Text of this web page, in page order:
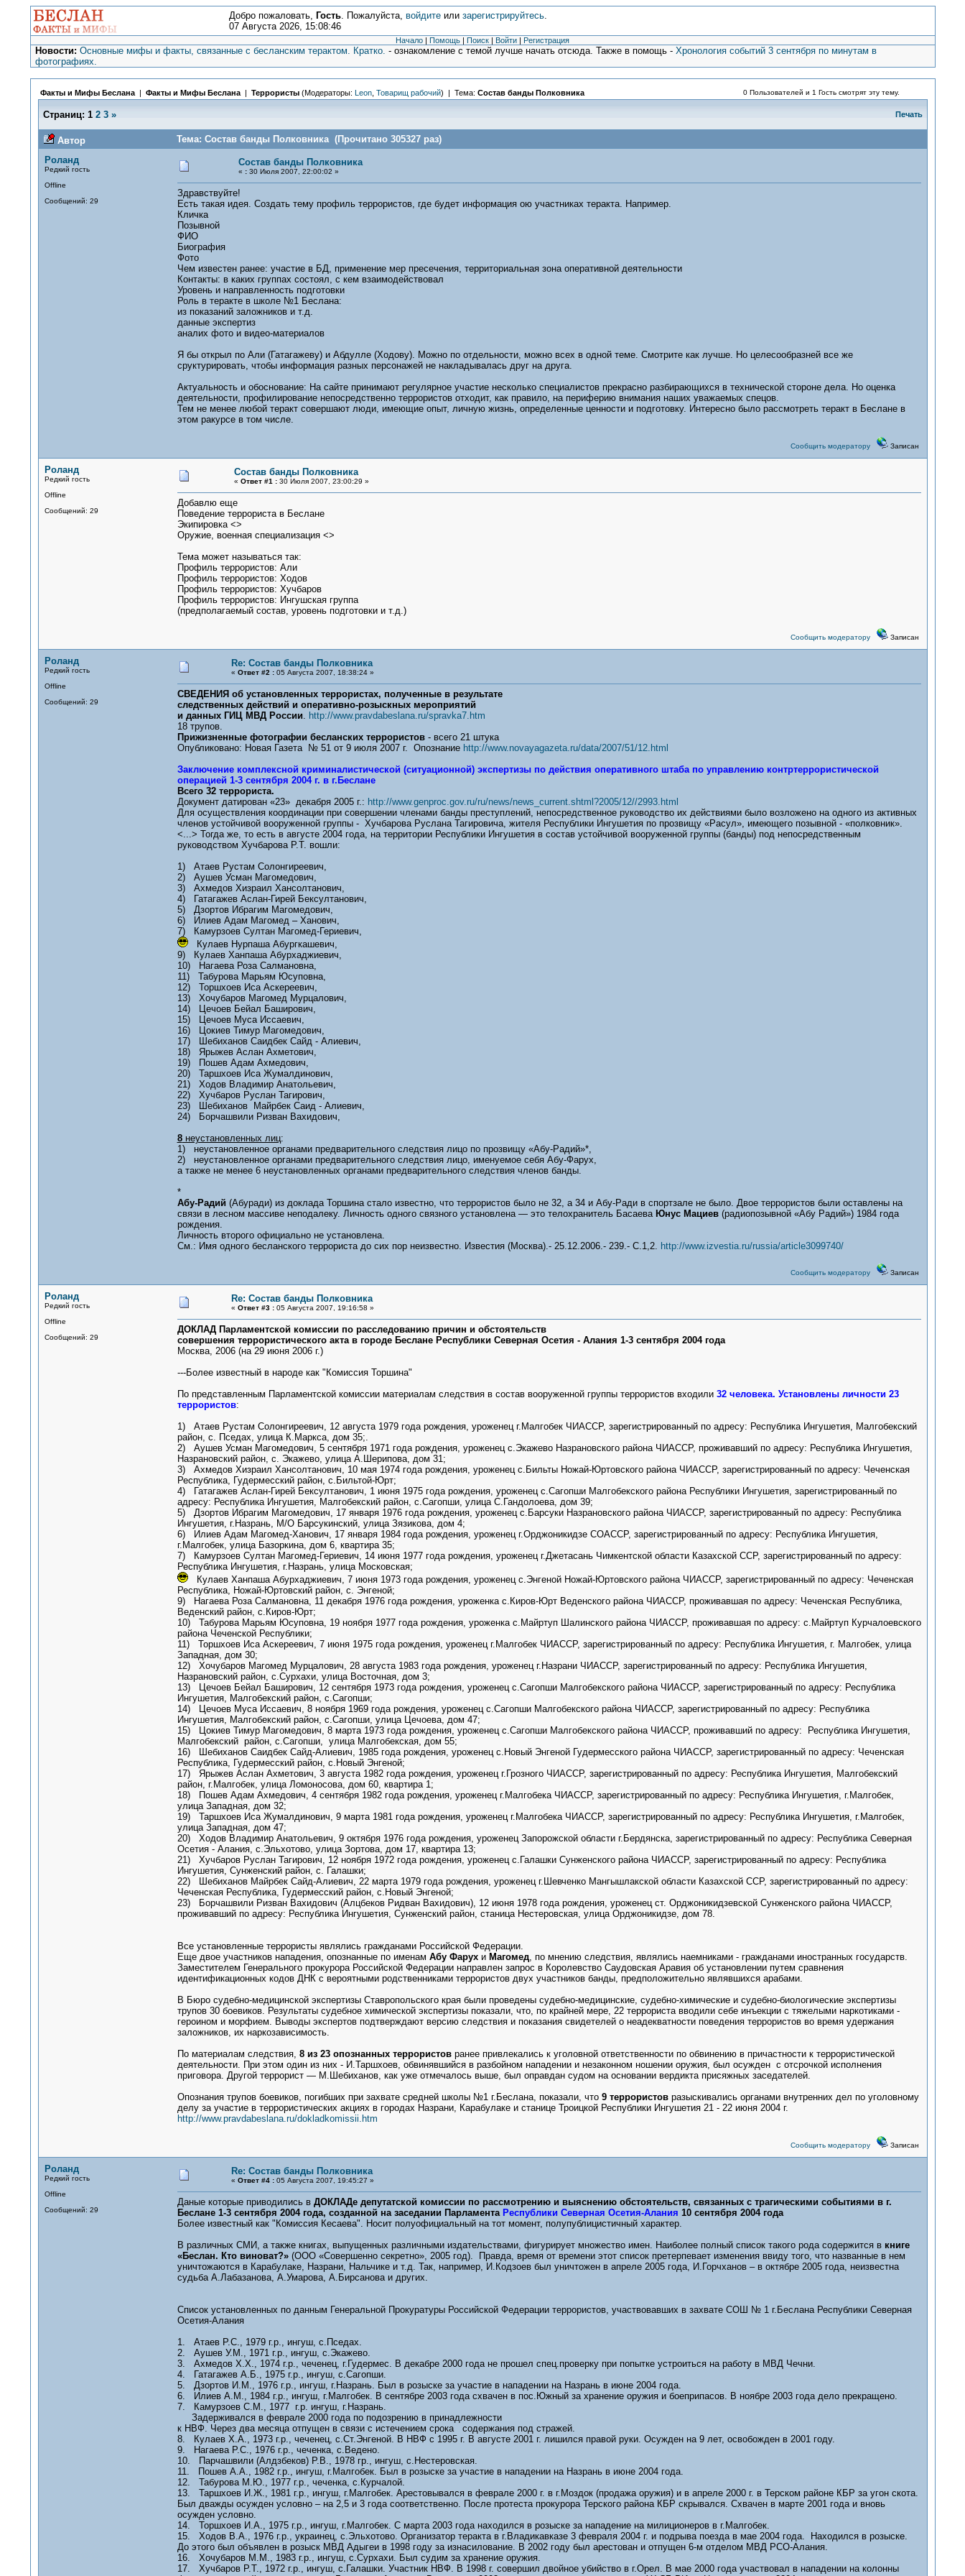
Добро пожаловать, Гость. Пожалуйста, войдитеили зарегистрируйтесь.
07 Августа 2026, 15:08:46
Начало | Помощь | Поиск | Войти | Регистрация
Новости: Основные мифы и факты, связанные с бесланским терактом. Кратко. - ознакомление с темой лучше начать отсюда. Также в помощь -Хронология событий 3 сентября по минутам в
фотографиях.
Факты и Мифы Беслана| Факты и Мифы Беслана| Террористы(Модераторы: Leon, Товарищ рабочий) | Тема: Состав банды Полковника 0 Пользователей и 1 Гость смотрят эту тему.
Страниц: 1 2 3 » Печать
Автор
Тема: Состав банды Полковника (Прочитано 305327 раз)
Роланд
Редкий гость
Offline
Сообщений: 29
Состав банды Полковника
« :30 Июля 2007, 22:00:02 »
Здравствуйте!
Есть такая идея. Создать тему профиль террористов, где будет информация ою участниках теракта. Например.
Кличка
Позывной
ФИО
Биография
Фото
Чем известен ранее: участие в БД, применение мер пресечения, территориальная зона оперативной деятельности
Контакты: в каких группах состоял, с кем взаимодействовал
Уровень и направленность подготовки
Роль в теракте в школе №1 Беслана:
из показаний заложников и т.д.
данные экспертиз
аналих фото и видео-материалов
Я бы открыл по Али (Гатагажеву) и Абдулле (Ходову). Можно по отдельности, можно всех в одной теме. Смотрите как лучше. Но целесообразней все же
сруктурировать, чтобы информация разных персонажей не накладывалась друг на друга.
Актуальность и обоснование: На сайте принимают регулярное участие несколько специалистов прекрасно разбирающихся в технической стороне дела. Но оценка
деятельности, профилирование непосредственно террористов отходит, как правило, на периферию внимания наших уважаемых спецов.
Тем не менее любой теракт совершают люди, имеющие опыт, личную жизнь, определенные ценности и подготовку. Интересно было рассмотреть теракт в Беслане в
этом ракурсе в том числе.
Сообщить модератору Записан
Роланд
Редкий гость
Offline
Сообщений: 29
Состав банды Полковника
« Ответ #1 :30 Июля 2007, 23:00:29 »
Добавлю еще
Поведение террориста в Беслане
Экипировка <>
Оружие, военная специализация <>
Тема может называться так:
Профиль террористов: Али
Профиль террористов: Ходов
Профиль террористов: Хучбаров
Профиль террористов: Ингушская группа
(предполагаемый состав, уровень подготовки и т.д.)
Сообщить модератору Записан
Роланд
Редкий гость
Offline
Сообщений: 29
Re: Состав банды Полковника
« Ответ #2 :05 Августа 2007, 18:38:24 »
СВЕДЕНИЯ об установленных террористах, полученные в результате
следственных действий и оперативно-розыскных мероприятий
и данных ГИЦ МВД России. http://www.pravdabeslana.ru/spravka7.htm
18 трупов.
Прижизненные фотографии бесланских террористов- всего 21 штука
Опубликовано: Новая Газета № 51 от 9 июля 2007 г. Опознание http://www.novayagazeta.ru/data/2007/51/12.html
Заключение комплексной криминалистической (ситуационной) экспертизы по действия оперативного штаба по управлению контртеррористической
операцией 1-3 сентября 2004 г. в г.Беслане
Всего 32 террориста.
Документ датирован «23» декабря 2005 г.: http://www.genproc.gov.ru/ru/news/news_current.shtml?2005/12//2993.html
Для осуществления координации при совершении членами банды преступлений, непосредственное руководство их действиями было возложено на одного из активных
членов устойчивой вооруженной группы - Хучбарова Руслана Тагировича, жителя Республики Ингушетия по прозвищу «Расул», имеющего позывной - «полковник».
<...> Тогда же, то есть в августе 2004 года, на территории Республики Ингушетия в состав устойчивой вооруженной группы (банды) под непосредственным
руководством Хучбарова Р.Т. вошли:
1) Атаев Рустам Солонгиреевич,
2) Аушев Усман Магомедович,
3) Ахмедов Хизраил Хансолтанович,
4) Гатагажев Аслан-Гирей Бексултанович,
5) Дзортов Ибрагим Магомедович,
6) Илиев Адам Магомед – Ханович,
7) Камурзоев Султан Магомед-Гериевич,
Кулаев Нурпаша Абургкашевич,
9) Кулаев Ханпаша Абурхаджиевич,
10) Нагаева Роза Салмановна,
11) Табурова Марьям Юсуповна,
12) Торшхоев Иса Аскереевич,
13) Хочубаров Магомед Мурцалович,
14) Цечоев Бейал Баширович,
15) Цечоев Муса Иссаевич,
16) Цокиев Тимур Магомедович,
17) Шебиханов Саидбек Сайд - Алиевич,
18) Ярыжев Аслан Ахметович,
19) Пошев Адам Ахмедович,
20) Таршхоев Иса Жумалдинович,
21) Ходов Владимир Анатольевич,
22) Хучбаров Руслан Тагирович,
23) Шебиханов Майрбек Саид - Алиевич,
24) Борчашвили Ризван Вахидович,
8неустановленных лиц:
1) неустановленное органами предварительного следствия лицо по прозвищу «Абу-Радий»*,
2) неустановленное органами предварительного следствия лицо, именуемое себя Абу-Фарух,
а также не менее 6 неустановленных органами предварительного следствия членов банды.
*
Абу-Радий (Абуради) из доклада Торшина стало известно, что террористов было не 32, а 34 и Абу-Ради в спортзале не было. Двое террористов были оставлены на
связи в лесном массиве неподалеку. Личность одного связного установлена — это телохранитель Басаева Юнус Мациев (радиопозывной «Абу Радий») 1984 года
рождения.
Личность второго официально не установлена.
См.: Имя одного бесланского террориста до сих пор неизвестно. Известия (Москва).- 25.12.2006.- 239.- C.1,2. http://www.izvestia.ru/russia/article3099740/
Сообщить модератору Записан
Роланд
Редкий гость
Offline
Сообщений: 29
Re: Состав банды Полковника
« Ответ #3 :05 Августа 2007, 19:16:58 »
ДОКЛАД Парламентской комиссии по расследованию причин и обстоятельств
совершения террористического акта в городе Беслане Республики Северная Осетия - Алания 1-3 сентября 2004 года
Москва, 2006 (на 29 июня 2006 г.)
---Более известный в народе как "Комиссия Торшина"
По представленным Парламентской комиссии материалам следствия в состав вооруженной группы террористов входили 32 человека. Установлены личности 23
террористов:
1) Атаев Рустам Солонгиреевич, 12 августа 1979 года рождения, уроженец г.Малгобек ЧИАССР, зарегистрированный по адресу: Республика Ингушетия, Малгобекский
район, с. Пседах, улица К.Маркса, дом 35;.
2) Аушев Усман Магомедович, 5 сентября 1971 года рождения, уроженец с.Экажево Назрановского района ЧИАССР, проживавший по адресу: Республика Ингушетия,
Назрановский район, с. Экажево, улица А.Шерипова, дом 31;
3) Ахмедов Хизраил Хансолтанович, 10 мая 1974 года рождения, уроженец с.Бильты Ножай-Юртовского района ЧИАССР, зарегистрированный по адресу: Чеченская
Республика, Гудермесский район, с.Бильтой-Юрт;
4) Гатагажев Аслан-Гирей Бексултанович, 1 июня 1975 года рождения, уроженец с.Сагопши Малгобекского района Республики Ингушетия, зарегистрированный по
адресу: Республика Ингушетия, Малгобекский район, с.Сагопши, улица С.Гандолоева, дом 39;
5) Дзортов Ибрагим Магомедович, 17 января 1976 года рождения, уроженец с.Барсуки Назрановского района ЧИАССР, зарегистрированный по адресу: Республика
Ингушетия, г.Назрань, М/О Барсукинский, улица Зязикова, дом 4;
6) Илиев Адам Магомед-Ханович, 17 января 1984 года рождения, уроженец г.Орджоникидзе СОАССР, зарегистрированный по адресу: Республика Ингушетия,
г.Малгобек, улица Базоркина, дом 6, квартира 35;
7) Камурзоев Султан Магомед-Гериевич, 14 июня 1977 года рождения, уроженец г.Джетасань Чимкентской области Казахской ССР, зарегистрированный по адресу:
Республика Ингушетия, г.Назрань, улица Московская;
Кулаев Ханпаша Абурхаджиевич, 7 июня 1973 года рождения, уроженец с.Энгеной Ножай-Юртовского района ЧИАССР, зарегистрированный по адресу: Чеченская
Республика, Ножай-Юртовский район, с. Энгеной;
9) Нагаева Роза Салмановна, 11 декабря 1976 года рождения, уроженка с.Киров-Юрт Веденского района ЧИАССР, проживавшая по адресу: Чеченская Республика,
Веденский район, с.Киров-Юрт;
10) Табурова Марьям Юсуповна, 19 ноября 1977 года рождения, уроженка с.Майртуп Шалинского района ЧИАССР, проживавшая по адресу: с.Майртуп Курчалоевского
района Чеченской Республики;
11) Торшхоев Иса Аскереевич, 7 июня 1975 года рождения, уроженец г.Малгобек ЧИАССР, зарегистрированный по адресу: Республика Ингушетия, г. Малгобек, улица
Западная, дом 30;
12) Хочубаров Магомед Мурцалович, 28 августа 1983 года рождения, уроженец г.Назрани ЧИАССР, зарегистрированный по адресу: Республика Ингушетия,
Назрановский район, с.Сурхахи, улица Восточная, дом 3;
13) Цечоев Бейал Баширович, 12 сентября 1973 года рождения, уроженец с.Сагопши Малгобекского района ЧИАССР, зарегистрированный по адресу: Республика
Ингушетия, Малгобекский район, с.Сагопши;
14) Цечоев Муса Иссаевич, 8 ноября 1969 года рождения, уроженец с.Сагопши Малгобекского района ЧИАССР, зарегистрированный по адресу: Республика
Ингушетия, Малгобекский район, с.Сагопши, улица Цечоева, дом 47;
15) Цокиев Тимур Магомедович, 8 марта 1973 года рождения, уроженец с.Сагопши Малгобекского района ЧИАССР, проживавший по адресу: Республика Ингушетия,
Малгобекский район, с.Сагопши, улица Малгобекская, дом 55;
16) Шебиханов Саидбек Сайд-Алиевич, 1985 года рождения, уроженец с.Новый Энгеной Гудермесского района ЧИАССР, зарегистрированный по адресу: Чеченская
Республика, Гудермесский район, с.Новый Энгеной;
17) Ярыжев Аслан Ахметович, 3 августа 1982 года рождения, уроженец г.Грозного ЧИАССР, зарегистрированный по адресу: Республика Ингушетия, Малгобекский
район, г.Малгобек, улица Ломоносова, дом 60, квартира 1;
18) Пошев Адам Ахмедович, 4 сентября 1982 года рождения, уроженец г.Малгобека ЧИАССР, зарегистрированный по адресу: Республика Ингушетия, г.Малгобек,
улица Западная, дом 32;
19) Таршхоев Иса Жумалдинович, 9 марта 1981 года рождения, уроженец г.Малгобека ЧИАССР, зарегистрированный по адресу: Республика Ингушетия, г.Малгобек,
улица Западная, дом 47;
20) Ходов Владимир Анатольевич, 9 октября 1976 года рождения, уроженец Запорожской области г.Бердянска, зарегистрированный по адресу: Республика Северная
Осетия - Алания, с.Эльхотово, улица Зортова, дом 17, квартира 13;
21) Хучбаров Руслан Тагирович, 12 ноября 1972 года рождения, уроженец с.Галашки Сунженского района ЧИАССР, зарегистрированный по адресу: Республика
Ингушетия, Сунженский район, с. Галашки;
22) Шебиханов Майрбек Сайд-Алиевич, 22 марта 1979 года рождения, уроженец г.Шевченко Мангышлакской области Казахской ССР, зарегистрированный по адресу:
Чеченская Республика, Гудермесский район, с.Новый Энгеной;
23) Борчашвили Ризван Вахидович (Алцбеков Ридван Вахидович), 12 июня 1978 года рождения, уроженец ст. Орджоникидзевской Сунженского района ЧИАССР,
проживавший по адресу: Республика Ингушетия, Сунженский район, станица Нестеровская, улица Орджоникидзе, дом 78.
Все установленные террористы являлись гражданами Российской Федерации.
Еще двое участников нападения, опознанные по именам Абу Фарух и Магомед, по мнению следствия, являлись наемниками - гражданами иностранных государств.
Заместителем Генерального прокурора Российской Федерации направлен запрос в Королевство Саудовская Аравия об установлении путем сравнения
идентификационных кодов ДНК с вероятными родственниками террористов двух участников банды, предположительно являвшихся арабами.
В Бюро судебно-медицинской экспертизы Ставропольского края были проведены судебно-медицинские, судебно-химические и судебно-биологические экспертизы
трупов 30 боевиков. Результаты судебное химической экспертизы показали, что, по крайней мере, 22 террориста вводили себе инъекции с тяжелыми наркотиками -
героином и морфием. Выводы экспертов подтверждают версию следствия и показания свидетелей о неадекватности поведения террористов во время удержания
заложников, их наркозависимость.
По материалам следствия, 8 из 23 опознанных террористов ранее привлекались к уголовной ответственности по обвинению в причастности к террористической
деятельности. При этом один из них - И.Таршхоев, обвинявшийся в разбойном нападении и незаконном ношении оружия, был осужден с отсрочкой исполнения
приговора. Другой террорист — М.Шебиханов, как уже отмечалось выше, был оправдан судом на основании вердикта присяжных заседателей.
Опознания трупов боевиков, погибших при захвате средней школы №1 г.Беслана, показали, что 9 террористов разыскивались органами внутренних дел по уголовному
делу за участие в террористических акциях в городах Назрани, Карабулаке и станице Троицкой Республики Ингушетия 21 - 22 июня 2004 г.
http://www.pravdabeslana.ru/dokladkomissii.htm
Сообщить модератору Записан
Роланд
Редкий гость
Offline
Сообщений: 29
Re: Состав банды Полковника
« Ответ #4 :05 Августа 2007, 19:45:27 »
Даные которые приводились в ДОКЛАДе депутатской комиссии по рассмотрению и выяснению обстоятельств, связанных с трагическими событиями в г.
Беслане 1-3 сентября 2004 года, созданной на заседании Парламента Республики Северная Осетия-Алания 10 сентября 2004 года
Более известный как "Комиссия Кесаева". Носит полуофициальный на тот момент, полупублицистичный характер.
В различных СМИ, а также книгах, выпущенных различными издательствами, фигурирует множество имен. Наиболее полный список такого рода содержится в книге
«Беслан. Кто виноват?» (ООО «Совершенно секретно», 2005 год). Правда, время от времени этот список претерпевает изменения ввиду того, что названные в нем
уничтожаются в Карабулаке, Назрани, Нальчике и т.д. Так, например, И.Кодзоев был уничтожен в апреле 2005 года, И.Горчханов – в октябре 2005 года, неизвестна
судьба А.Лабазанова, А.Умарова, А.Бирсанова и других.
Список установленных по данным Генеральной Прокуратуры Российской Федерации террористов, участвовавших в захвате СОШ № 1 г.Беслана Республики Северная
Осетия-Алания
1. Атаев Р.С., 1979 г.р., ингуш, с.Пседах.
2. Аушев У.М., 1971 г.р., ингуш, с.Экажево.
3. Ахмедов Х.Х., 1974 г.р., чеченец, г.Гудермес. В декабре 2000 года не прошел спец.проверку при попытке устроиться на работу в МВД Чечни.
4. Гатагажев А.Б., 1975 г.р., ингуш, с.Сагопши.
5. Дзортов И.М., 1976 г.р., ингуш, г.Назрань. Был в розыске за участие в нападении на Назрань в июне 2004 года.
6. Илиев А.М., 1984 г.р., ингуш, г.Малгобек. В сентябре 2003 года схвачен в пос.Южный за хранение оружия и боеприпасов. В ноябре 2003 года дело прекращено.
7. Камурзоев С.М., 1977 г.р. ингуш, г.Назрань.
Задерживался в феврале 2000 года по подозрению в принадлежности
к НВФ. Через два месяца отпущен в связи с истечением срока содержания под стражей.
8. Кулаев Х.А., 1973 г.р., чеченец, с.Ст.Энгеной. В НВФ с 1995 г. В августе 2001 г. лишился правой руки. Осужден на 9 лет, освобожден в 2001 году.
9. Нагаева Р.С., 1976 г.р., чеченка, с.Ведено.
10. Парчашвили (Алдзбеков) Р.В., 1978 гр., ингуш, с.Нестеровская.
11. Пошев А.А., 1982 г.р., ингуш, г.Малгобек. Был в розыске за участие в нападении на Назрань в июне 2004 года.
12. Табурова М.Ю., 1977 г.р., чеченка, с.Курчалой.
13. Таршхоев И.Ж., 1981 г.р., ингуш, г.Малгобек. Арестовывался в феврале 2000 г. в г.Моздок (продажа оружия) и в апреле 2000 г. в Терском районе КБР за угон скота.
Был дважды осужден условно – на 2,5 и 3 года соответственно. После протеста прокурора Терского района КБР скрывался. Схвачен в марте 2001 года и вновь
осужден условно.
14. Торшхоев И.А., 1975 г.р., ингуш, г.Малгобек. С марта 2003 года находился в розыске за нападение на милиционеров в г.Малгобек.
15. Ходов В.А., 1976 г.р., украинец, с.Эльхотово. Организатор теракта в г.Владикавказе 3 февраля 2004 г. и подрыва поезда в мае 2004 года. Находился в розыске.
До этого был объявлен в розыск МВД Адыгеи в 1998 году за изнасилование. В 2002 году был арестован и отпущен 6-м отделом МВД РСО-Алания.
16. Хочубаров М.М., 1983 г.р., ингуш, с.Сурхахи. Был судим за хранение оружия.
17. Хучбаров Р.Т., 1972 г.р., ингуш, с.Галашки. Участник НВФ. В 1998 г. совершил двойное убийство в г.Орел. В мае 2000 года участвовал в нападении на колонны